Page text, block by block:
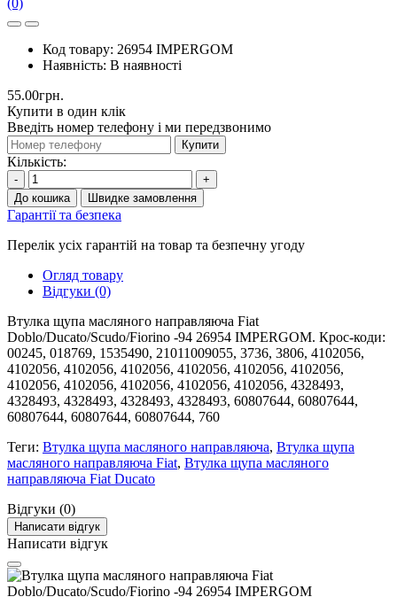
Код товару: 26954 IMPERGOM
Наявність: В наявності
55.00грн.
Купити в один клік
Введіть номер телефону і ми передзвонимо
Купити
Кількість:
-
+
До кошика
Швидке замовлення
Гарантії та безпека
Перелік усіх гарантій на товар та безпечну угоду
Огляд товару
Відгуки (0)
Втулка щупа масляного направляюча Fiat
Doblo/Ducato/Scudo/Fiorino -94 26954 IMPERGOM. Крос-коди:
00245, 018769, 1535490, 21011009055, 3736, 3806, 4102056,
4102056, 4102056, 4102056, 4102056, 4102056, 4102056,
4102056, 4102056, 4102056, 4102056, 4102056, 4328493,
4328493, 4328493, 4328493, 4328493, 60807644, 60807644,
60807644, 60807644, 60807644, 760
Теги: Втулка щупа масляного направляюча, Втулка щупа
масляного направляюча Fiat, Втулка щупа масляного
направляюча Fiat Ducato
Відгуки (0)
Написати відгук
Написати відгук